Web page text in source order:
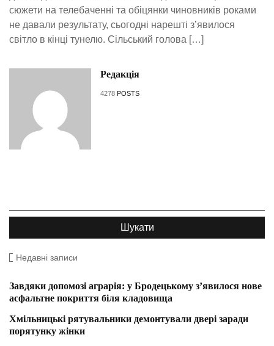
сюжети на телебаченні та обіцянки чиновників роками
не давали результату, сьогодні нарешті з’явилося
світло в кінці тунелю. Сільський голова […]
Редакція
4278 POSTS
Недавні записи
Завдяки допомозі аграрія: у Бродецькому з’явилося нове
асфальтне покриття біля кладовища
Хмільницькі рятувальники демонтували двері заради
порятунку жінки